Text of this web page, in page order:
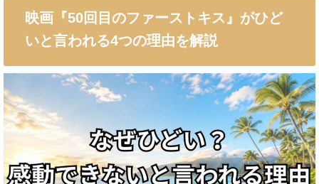
映画『50回目のファーストキス』がひど
いと言われる4つの理由を解説